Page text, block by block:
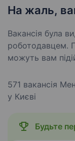
На жаль,
Вакансія була
роботодавцем.
можуть вам
571 вакансія
у Києві
Будьте